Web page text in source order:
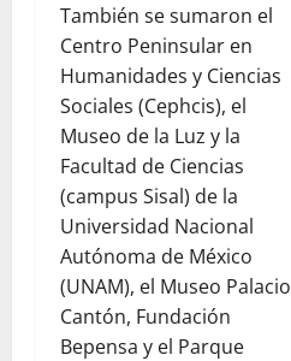
También se sumaron el
Centro Peninsular en
Humanidades y Ciencias
Sociales (Cephcis), el
Museo de la Luz y la
Facultad de Ciencias
(campus Sisal) de la
Universidad Nacional
Autónoma de México
(UNAM), el Museo Palacio
Cantón, Fundación
Bepensa y el Parque